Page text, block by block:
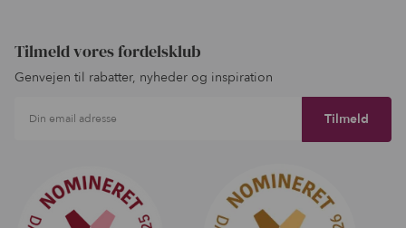
Tilmeld vores fordelsklub
Genvejen til rabatter, nyheder og inspiration
Din email adresse